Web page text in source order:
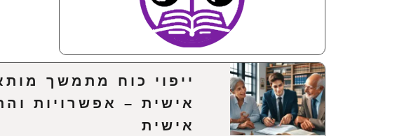
ייפוי כוח מתמשך
אישית – אפשרויות
אישית